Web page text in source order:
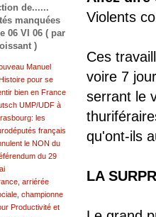
Violents
Ces
voire 7
serrant le
qu'ont-ils
LA
de......
manquées
06 VI 06 ( par
)
Manuel
pour se
bien en France
UMP/UDF à
les
français
le NON du
du 29
arriérée
championne
Productivité et